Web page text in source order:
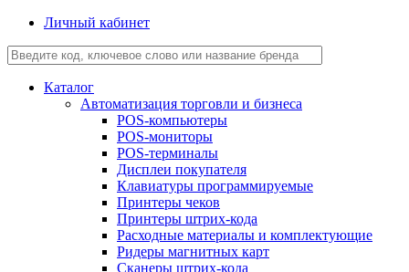
Личный кабинет
Каталог
Автоматизация торговли и бизнеса
POS-компьютеры
POS-мониторы
POS-терминалы
Дисплеи покупателя
Клавиатуры программируемые
Принтеры чеков
Принтеры штрих-кода
Расходные материалы и комплектующие
Ридеры магнитных карт
Сканеры штрих-кода